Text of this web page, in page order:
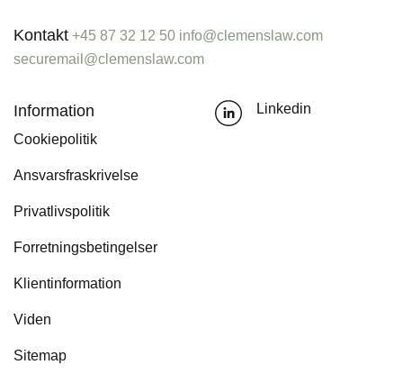
Kontakt +45 87 32 12 50 info@clemenslaw.com
securemail@clemenslaw.com
Information
Cookiepolitik
Ansvarsfraskrivelse
Privatlivspolitik
Forretningsbetingelser
Klientinformation
Viden
Sitemap
Linkedin